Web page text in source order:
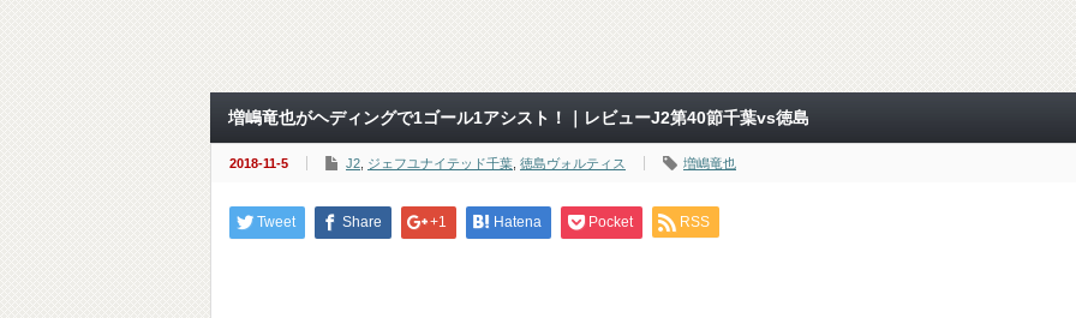
増嶋竜也がヘディングで1ゴール1アシスト！｜レビューJ2第40節千葉vs徳島
2018-11-5 J2 ジェフユナイテッド千葉 徳島ヴォルティス 増嶋竜也
Tweet Share +1 Hatena Pocket RSS